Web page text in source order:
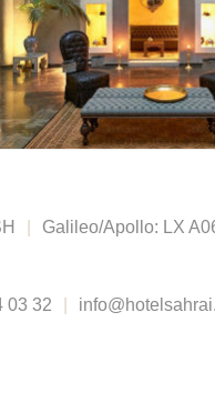
Galileo/Apollo: LX
03 32